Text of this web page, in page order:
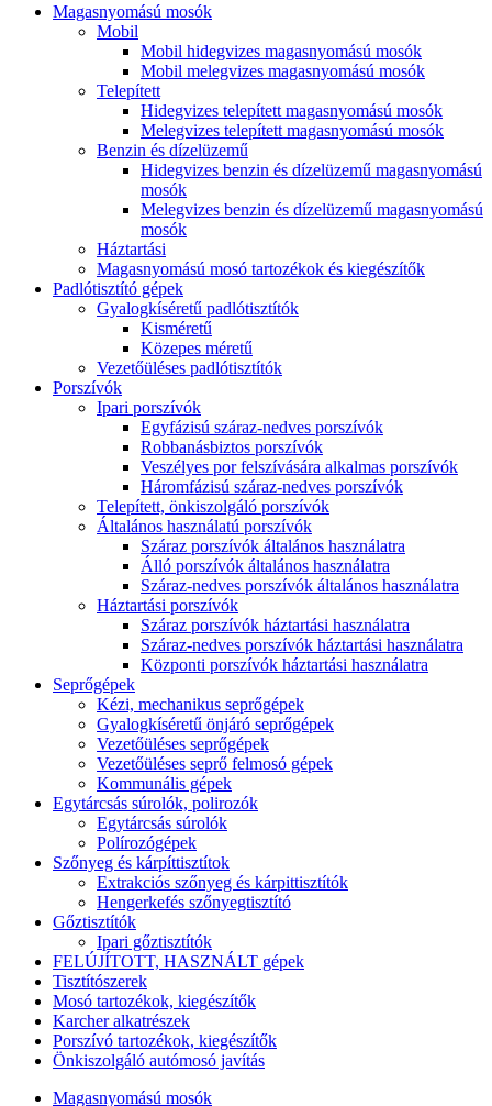
Magasnyomású mosók
Mobil
Mobil hidegvizes magasnyomású mosók
Mobil melegvizes magasnyomású mosók
Telepített
Hidegvizes telepített magasnyomású mosók
Melegvizes telepített magasnyomású mosók
Benzin és dízelüzemű
Hidegvizes benzin és dízelüzemű magasnyomású
mosók
Melegvizes benzin és dízelüzemű magasnyomású
mosók
Háztartási
Magasnyomású mosó tartozékok és kiegészítők
Padlótisztító gépek
Gyalogkíséretű padlótisztítók
Kisméretű
Közepes méretű
Vezetőüléses padlótisztítók
Porszívók
Ipari porszívók
Egyfázisú száraz-nedves porszívók
Robbanásbiztos porszívók
Veszélyes por felszívására alkalmas porszívók
Háromfázisú száraz-nedves porszívók
Telepített, önkiszolgáló porszívók
Általános használatú porszívók
Száraz porszívók általános használatra
Álló porszívók általános használatra
Száraz-nedves porszívók általános használatra
Háztartási porszívók
Száraz porszívók háztartási használatra
Száraz-nedves porszívók háztartási használatra
Központi porszívók háztartási használatra
Seprőgépek
Kézi, mechanikus seprőgépek
Gyalogkíséretű önjáró seprőgépek
Vezetőüléses seprőgépek
Vezetőüléses seprő felmosó gépek
Kommunális gépek
Egytárcsás súrolók, polirozók
Egytárcsás súrolók
Polírozógépek
Szőnyeg és kárpíttisztítok
Extrakciós szőnyeg és kárpittisztítók
Hengerkefés szőnyegtisztító
Gőztisztítók
Ipari gőztisztítók
FELÚJÍTOTT, HASZNÁLT gépek
Tisztítószerek
Mosó tartozékok, kiegészítők
Karcher alkatrészek
Porszívó tartozékok, kiegészítők
Önkiszolgáló autómosó javítás
Magasnyomású mosók